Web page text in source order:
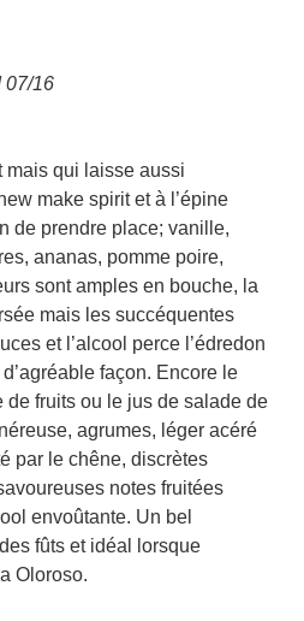
07/16
mais qui laisse aussi
make spirit et à l’épine
de prendre place; vanille,
ananas, pomme poire,
sont amples en bouche, la
mais les succéquentes
et l’alcool perce l’édredon
façon. Encore le
de fruits ou le jus de salade de
agrumes, léger acéré
par le chêne, discrètes
notes fruitées
envoûtante. Un bel
fûts et idéal lorsque
Oloroso.